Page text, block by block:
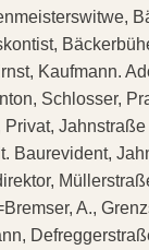
Kaufmann.
Schlosser,
Jahnstraße
Baurevident,
A.,